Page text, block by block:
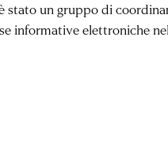
stato un gruppo di
informative elettroniche